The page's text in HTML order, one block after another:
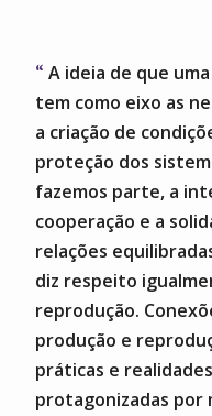
A ideia de que
tem como eixo as
a criação de
proteção dos
fazemos parte, a
cooperação e a
relações
diz respeito
reprodução.
produção e
práticas e
protagonizadas por